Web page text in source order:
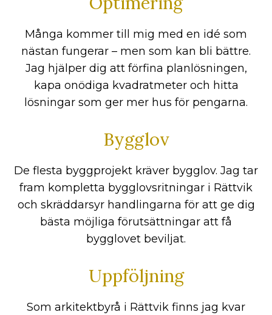
Många kommer till mig med en idé som
nästan fungerar – men som kan bli bättre.
Jag hjälper dig att förfina planlösningen,
kapa onödiga kvadratmeter och hitta
lösningar som ger mer hus för pengarna.
Bygglov
De flesta byggprojekt kräver bygglov. Jag tar
fram kompletta bygglovsritningar i Rättvik
och skräddarsyr handlingarna för att ge dig
bästa möjliga förutsättningar att få
bygglovet beviljat.
Uppföljning
Som arkitektbyrå i Rättvik finns jag kvar